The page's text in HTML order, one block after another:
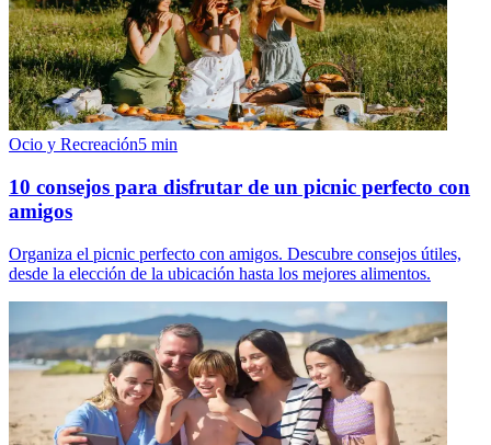
Ocio y Recreación5 min
10 consejos para disfrutar de un picnic perfecto con
amigos
Organiza el picnic perfecto con amigos. Descubre consejos útiles,
desde la elección de la ubicación hasta los mejores alimentos.